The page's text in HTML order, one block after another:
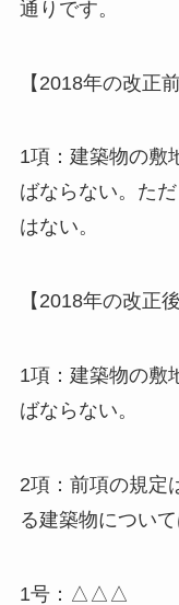
通りです。
【2018年の改正前
1項：建築物の敷
ばならない。た
はない。
【2018年の改正後
1項：建築物の敷
ばならない。
2項：前項の規定
る建築物につい
1号：△△△